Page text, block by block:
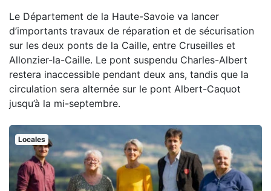
Le Département de la Haute-Savoie va lancer
d’importants travaux de réparation et de sécurisation
sur les deux ponts de la Caille, entre Cruseilles et
Allonzier-la-Caille. Le pont suspendu Charles-Albert
restera inaccessible pendant deux ans, tandis que la
circulation sera alternée sur le pont Albert-Caquot
jusqu’à la mi-septembre.
Locales